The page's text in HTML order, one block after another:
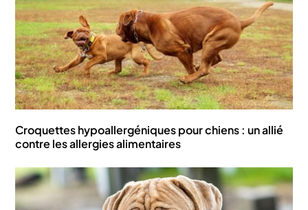
Croquettes hypoallergéniques pour chiens : un allié
contre les allergies alimentaires